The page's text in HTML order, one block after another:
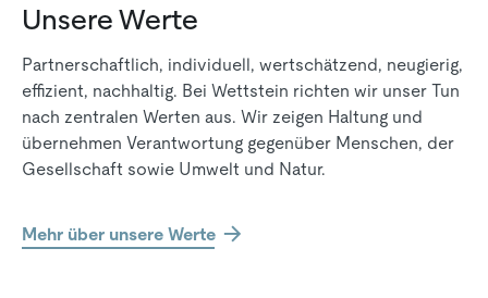
Unsere Werte
Partnerschaftlich, individuell, wertschätzend, neugierig,
effizient, nachhaltig. Bei Wettstein richten wir unser Tun
nach zentralen Werten aus. Wir zeigen Haltung und
übernehmen Verantwortung gegenüber Menschen, der
Gesellschaft sowie Umwelt und Natur.
Mehr über unsere Werte